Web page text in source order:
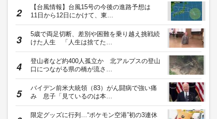
【台風情報】台風15号の今後の進路予想は
11日から12日にかけて、東…
5歳で両足切断、差別や困難を乗り越え挑戦続
けた人生 「人生は捨てた…
登山者など約400人孤立か 北アルプスの登山
口につながる県の橋が流さ…
バイデン前米大統領（83）がん闘病で強い痛
み 息子「見ているのは本…
限定グッズに行列…“ポケモン空港”初の3連休